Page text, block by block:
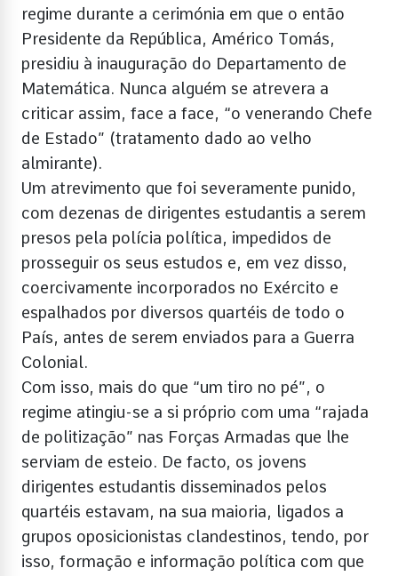
regime durante a cerimónia em que o então
Presidente da República, Américo Tomás,
presidiu à inauguração do Departamento de
Matemática. Nunca alguém se atrevera a
criticar assim, face a face, “o venerando Chefe
de Estado” (tratamento dado ao velho
almirante).
Um atrevimento que foi severamente punido,
com dezenas de dirigentes estudantis a serem
presos pela polícia política, impedidos de
prosseguir os seus estudos e, em vez disso,
coercivamente incorporados no Exército e
espalhados por diversos quartéis de todo o
País, antes de serem enviados para a Guerra
Colonial.
Com isso, mais do que “um tiro no pé”, o
regime atingiu-se a si próprio com uma “rajada
de politização” nas Forças Armadas que lhe
serviam de esteio. De facto, os jovens
dirigentes estudantis disseminados pelos
quartéis estavam, na sua maioria, ligados a
grupos oposicionistas clandestinos, tendo, por
isso, formação e informação política com que